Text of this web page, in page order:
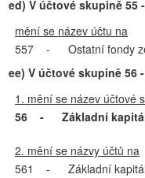
ed) V účtové skupině 55
mění se název účtu na
557
-
Ostatní fondy
ee) V účtové skupině 56
1. mění se název účtové
56
- Základní
2. mění se názvy účtů na
561
-
Základní kapitál